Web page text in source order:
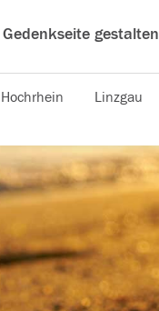
Gedenkseite gestalten
Hochrhein Linzgau